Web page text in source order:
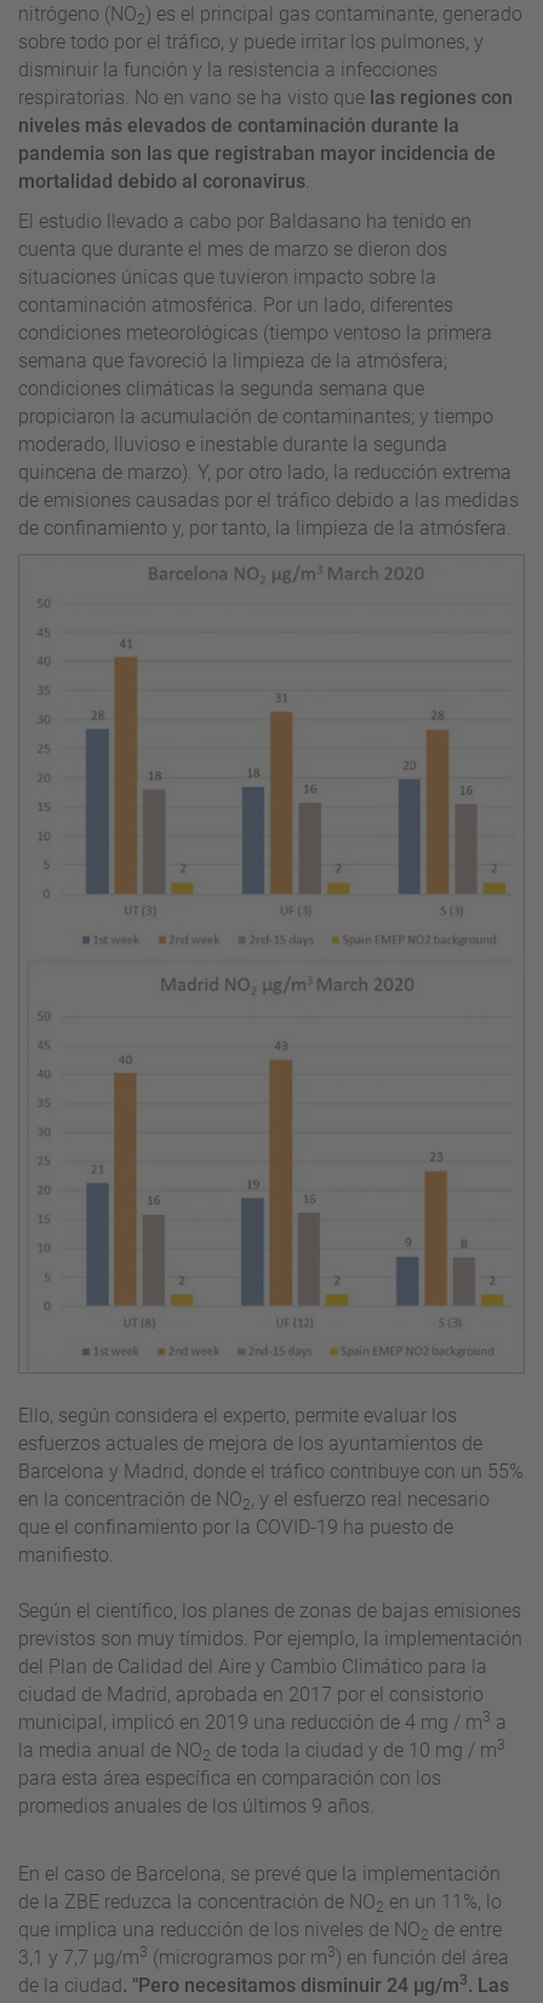
nitrógeno (NO2) es el principal gas contaminante, generado
sobre todo por el tráfico, y puede irritar los pulmones, y
disminuir la función y la resistencia a infecciones
respiratorias. No en vano se ha visto que las regiones con
niveles más elevados de contaminación durante la
pandemia son las que registraban mayor incidencia de
mortalidad debido al coronavirus.
El estudio llevado a cabo por Baldasano ha tenido en
cuenta que durante el mes de marzo se dieron dos
situaciones únicas que tuvieron impacto sobre la
contaminación atmosférica. Por un lado, diferentes
condiciones meteorológicas (tiempo ventoso la primera
semana que favoreció la limpieza de la atmósfera;
condiciones climáticas la segunda semana que
propiciaron la acumulación de contaminantes; y tiempo
moderado, lluvioso e inestable durante la segunda
quincena de marzo). Y, por otro lado, la reducción extrema
de emisiones causadas por el tráfico debido a las medidas
de confinamiento y, por tanto, la limpieza de la atmósfera.
Ello, según considera el experto, permite evaluar los
esfuerzos actuales de mejora de los ayuntamientos de
Barcelona y Madrid, donde el tráfico contribuye con un 55%
en la concentración de NO2 , y el esfuerzo real necesario
que el confinamiento por la COVID-19 ha puesto de
manifiesto.
Según el científico, los planes de zonas de bajas emisiones
previstos son muy tímidos. Por ejemplo, la implementación
del Plan de Calidad del Aire y Cambio Climático para la
ciudad de Madrid, aprobada en 2017 por el consistorio
municipal, implicó en 2019 una reducción de 4 mg / m3 a
la media anual de NO2 de toda la ciudad y de 10 mg / m3
para esta área específica en comparación con los
promedios anuales de los últimos 9 años.
En el caso de Barcelona, se prevé que la implementación
de la ZBE reduzca la concentración de NO2 en un 11%, lo
que implica una reducción de los niveles de NO2 de entre
3,1 y 7,7 µg/m3 (microgramos por m3) en función del área
de la ciudad. "Pero necesitamos disminuir 24 µg/m3. Las